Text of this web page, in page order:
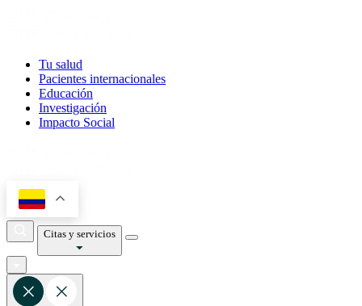
Tu salud
Pacientes internacionales
Educación
Investigación
Impacto Social
Citas y servicios